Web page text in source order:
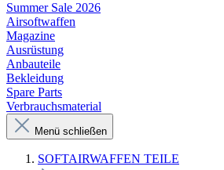
Summer Sale 2026
Airsoftwaffen
Magazine
Ausrüstung
Anbauteile
Bekleidung
Spare Parts
Verbrauchsmaterial
Menü schließen
SOFTAIRWAFFEN TEILE